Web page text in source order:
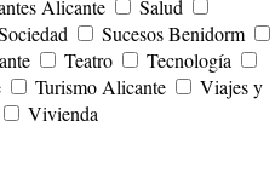
Alicante
Salud
Sucesos Benidorm
Teatro
Tecnología
Turismo Alicante
Viajes y
Vivienda